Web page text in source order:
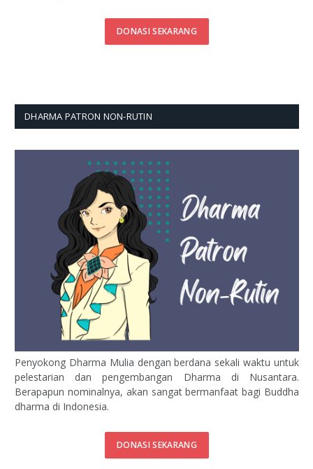
DONASI SEKARANG
DHARMA PATRON NON-RUTIN
Penyokong Dharma Mulia dengan berdana sekali waktu untuk
pelestarian dan pengembangan Dharma di Nusantara.
Berapapun nominalnya, akan sangat bermanfaat bagi Buddha
dharma di Indonesia.
DONASI SEKARANG